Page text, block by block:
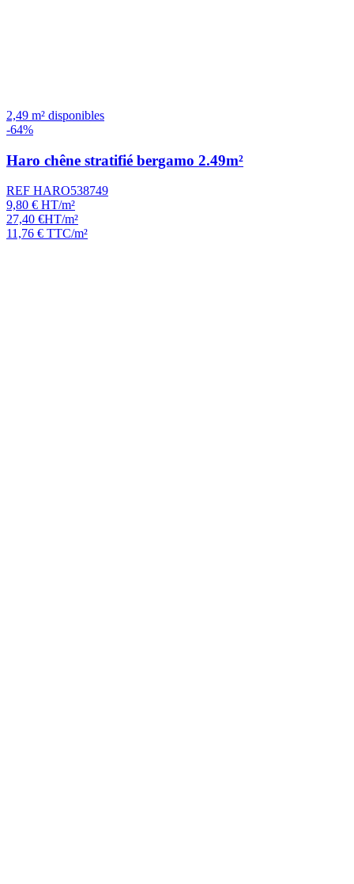
2,49 m² disponibles
-64%
Haro chêne stratifié bergamo 2.49m²
REF HARO538749
9,80 € HT/m²
27,40 €HT/m²
11,76 € TTC/m²